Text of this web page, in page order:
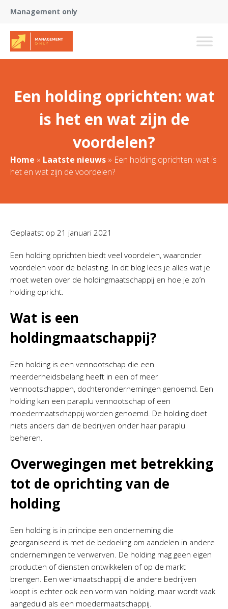
Management only
Een holding oprichten: wat
is het en wat zijn de
voordelen?
Home » Laatste nieuws » Een holding oprichten: wat is
het en wat zijn de voordelen?
Geplaatst op 21 januari 2021
Een holding oprichten biedt veel voordelen, waaronder
voordelen voor de belasting. In dit blog lees je alles wat je
moet weten over de holdingmaatschappij en hoe je zo’n
holding opricht.
Wat is een
holdingmaatschappij?
Een holding is een vennootschap die een
meerderheidsbelang heeft in een of meer
vennootschappen, dochterondernemingen genoemd. Een
holding kan een paraplu vennootschap of een
moedermaatschappij worden genoemd. De holding doet
niets anders dan de bedrijven onder haar paraplu
beheren.
Overwegingen met betrekking
tot de oprichting van de
holding
Een holding is in principe een onderneming die
georganiseerd is met de bedoeling om aandelen in andere
ondernemingen te verwerven. De holding mag geen eigen
producten of diensten ontwikkelen of op de markt
brengen. Een werkmaatschappij die andere bedrijven
koopt is echter ook een vorm van holding, maar wordt vaak
aangeduid als een moedermaatschappij.